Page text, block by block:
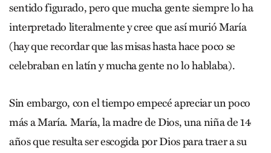
sentido figurado, pero que mucha gente siempre lo ha
interpretado literalmente y cree que así murió María
(hay que recordar que las misas hasta hace poco se
celebraban en latín y mucha gente no lo hablaba).
Sin embargo, con el tiempo empecé apreciar un poco
más a María. María, la madre de Dios, una niña de 14
años que resulta ser escogida por Dios para traer a su